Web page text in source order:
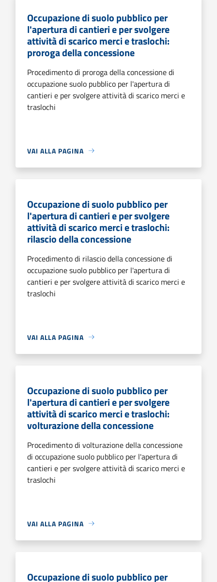
Occupazione di suolo pubblico per
l'apertura di cantieri e per svolgere
attività di scarico merci e traslochi:
proroga della concessione
Procedimento di proroga della concessione di
occupazione suolo pubblico per l'apertura di
cantieri e per svolgere attività di scarico merci e
traslochi
VAI ALLA PAGINA
Occupazione di suolo pubblico per
l'apertura di cantieri e per svolgere
attività di scarico merci e traslochi:
rilascio della concessione
Procedimento di rilascio della concessione di
occupazione suolo pubblico per l'apertura di
cantieri e per svolgere attività di scarico merci e
traslochi
VAI ALLA PAGINA
Occupazione di suolo pubblico per
l'apertura di cantieri e per svolgere
attività di scarico merci e traslochi:
volturazione della concessione
Procedimento di volturazione della concessione
di occupazione suolo pubblico per l'apertura di
cantieri e per svolgere attività di scarico merci e
traslochi
VAI ALLA PAGINA
Occupazione di suolo pubblico per